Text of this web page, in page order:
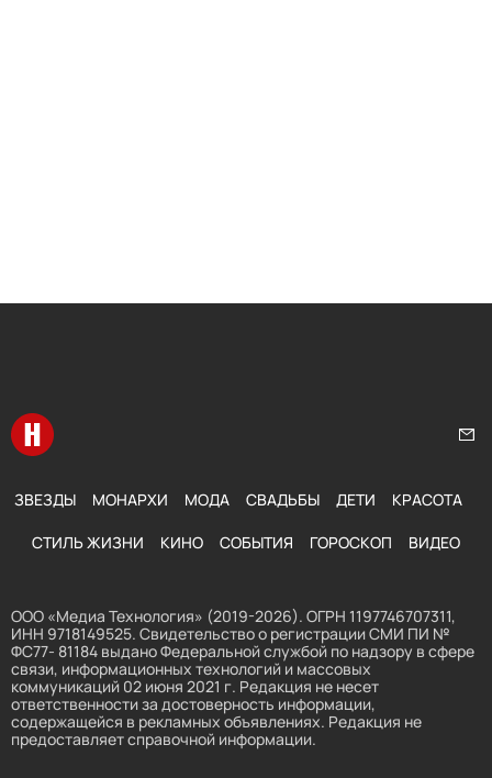
Перейти на главную
ЗВЕЗДЫ МОНАРХИ МОДА СВАДЬБЫ ДЕТИ КРАСОТА
СТИЛЬ ЖИЗНИ КИНО СОБЫТИЯ ГОРОСКОП ВИДЕО
ООО «Медиа Технология» (2019-2026). ОГРН 1197746707311,
ИНН 9718149525. Свидетельство о регистрации СМИ ПИ №
ФС77- 81184 выдано Федеральной службой по надзору в сфере
связи, информационных технологий и массовых
коммуникаций 02 июня 2021 г. Редакция не несет
ответственности за достоверность информации,
содержащейся в рекламных объявлениях. Редакция не
предоставляет справочной информации.